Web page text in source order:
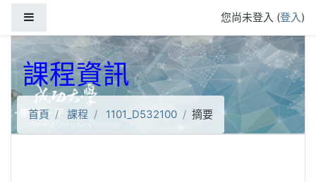
您尚未登入 (登入)
課程資訊
首頁 課程 1101_D532100 摘要